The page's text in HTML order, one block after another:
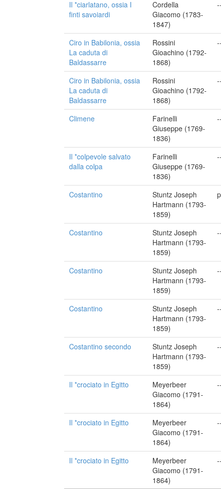
Il *ciarlatano, ossia I
finti savoiardi
Cordella
Giacomo (1783-
1847)
Ciro in Babilonia, ossia
La caduta di
Baldassarre
Rossini
Gioachino (1792-
1868)
Ciro in Babilonia, ossia
La caduta di
Baldassarre
Rossini
Gioachino (1792-
1868)
Climene
Farinelli
Giuseppe (1769-
1836)
Il *colpevole salvato
dalla colpa
Farinelli
Giuseppe (1769-
1836)
Costantino
Stuntz Joseph
Hartmann (1793-
1859)
Costantino
Stuntz Joseph
Hartmann (1793-
1859)
Costantino
Stuntz Joseph
Hartmann (1793-
1859)
Costantino
Stuntz Joseph
Hartmann (1793-
1859)
Costantino secondo
Stuntz Joseph
Hartmann (1793-
1859)
Il *crociato in Egitto
Meyerbeer
Giacomo (1791-
1864)
Il *crociato in Egitto
Meyerbeer
Giacomo (1791-
1864)
Il *crociato in Egitto
Meyerbeer
Giacomo (1791-
1864)